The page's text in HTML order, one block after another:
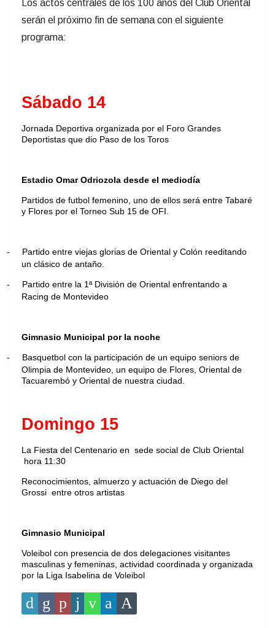
Los actos centrales de los 100 años del Club Oriental
serán el próximo fin de semana con el siguiente
programa:
Sábado 14
Jornada Deportiva organizada por el Foro Grandes
Deportistas que dio Paso de los Toros
Estadio Omar Odriozola desde el mediodía
Partidos de futbol femenino, uno de ellos será entre Tabaré
y Flores por el Torneo Sub 15 de OFI.
-
Partido entre viejas glorias de Oriental y Colón reeditando
un clásico de antaño.
-
Partido entre la 1ª División de Oriental enfrentando a
Racing de Montevideo
Gimnasio Municipal por la noche
-
Basquetbol con la participación de un equipo seniors de
Olimpia de Montevideo, un equipo de Flores, Oriental de
Tacuarembó y Oriental de nuestra ciudad.
Domingo 15
La Fiesta del Centenario en sede social de Club Oriental
hora 11:30
Reconocimientos, almuerzo y actuación de Diego del
Grossi entre otros artistas
Gimnasio Municipal
Voleibol con presencia de dos delegaciones visitantes
masculinas y femeninas, actividad coordinada y organizada
por la Liga Isabelina de Voleibol